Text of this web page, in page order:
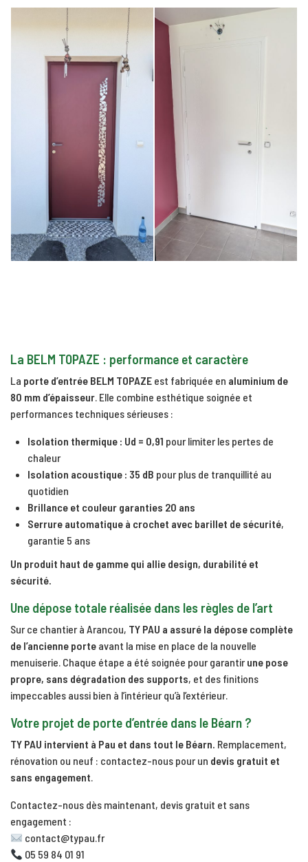
La BELM TOPAZE : performance et caractère
La porte d’entrée BELM TOPAZE est fabriquée en aluminium de
80 mm d’épaisseur. Elle combine esthétique soignée et
performances techniques sérieuses :
Isolation thermique : Ud = 0,91 pour limiter les pertes de
chaleur
Isolation acoustique : 35 dB pour plus de tranquillité au
quotidien
Brillance et couleur garanties 20 ans
Serrure automatique à crochet avec barillet de sécurité,
garantie 5 ans
Un produit haut de gamme qui allie design, durabilité et
sécurité.
Une dépose totale réalisée dans les règles de l’art
Sur ce chantier à Arancou, TY PAU a assuré la dépose complète
de l’ancienne porte avant la mise en place de la nouvelle
menuiserie. Chaque étape a été soignée pour garantirune pose
propre, sans dégradation des supports, et des finitions
impeccables aussi bien à l’intérieur qu’à l’extérieur.
Votre projet de porte d’entrée dans le Béarn ?
TY PAU intervient à Pau et dans tout le Béarn. Remplacement,
rénovation ou neuf : contactez-nous pour un devis gratuit et
sans engagement.
Contactez-nous dès maintenant, devis gratuit et sans
engagement :
contact@typau.fr
05 59 84 01 91